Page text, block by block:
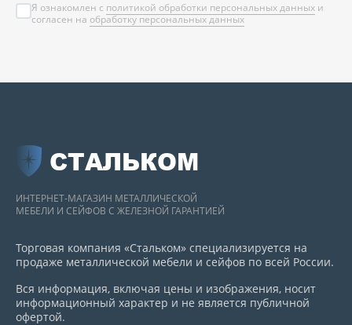
Я ознакомлен с политикой обработки персональных данных и
согласен на обработку персональных данных
СТАЛЬКОМ
ИНТЕРНЕТ-МАГАЗИН МЕТАЛЛИЧЕСКОЙ
МЕБЕЛИ И СЕЙФОВ С ЖЕЛЕЗНОЙ ГАРАНТИЕЙ
Торговая компания «Стальком» специализируется на
продаже металлической мебели и сейфов по всей России.
Вся информация, включая цены и изображения, носит
информационный характер и не является публичной
офертой.